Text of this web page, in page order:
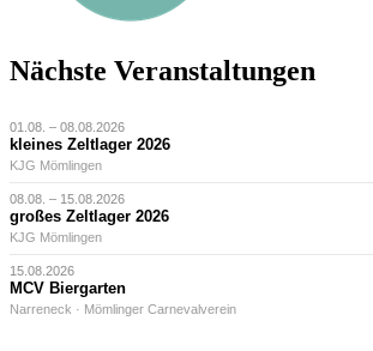
Nächste Veranstaltungen
01.08. – 08.08.2026
kleines Zeltlager 2026
KJG Mömlingen
08.08. – 15.08.2026
großes Zeltlager 2026
KJG Mömlingen
15.08.2026
MCV Biergarten
Narreneck · Mömlinger Carnevalverein